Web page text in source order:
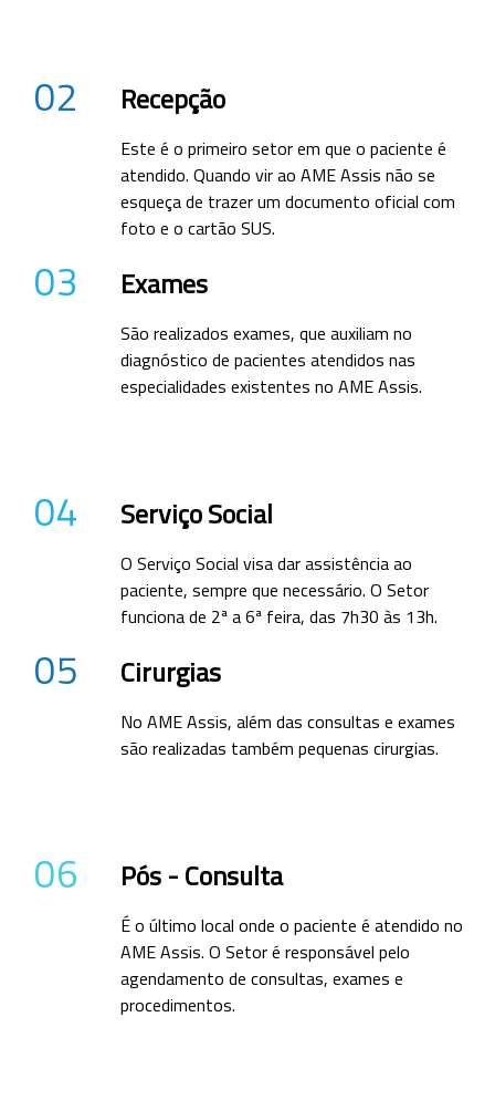
02 Recepção
Este é o primeiro setor em que o paciente é
atendido. Quando vir ao AME Assis não se
esqueça de trazer um documento oficial com
foto e o cartão SUS.
03 Exames
São realizados exames, que auxiliam no
diagnóstico de pacientes atendidos nas
especialidades existentes no AME Assis.
04 Serviço Social
O Serviço Social visa dar assistência ao
paciente, sempre que necessário. O Setor
funciona de 2ª a 6ª feira, das 7h30 às 13h.
05 Cirurgias
No AME Assis, além das consultas e exames
são realizadas também pequenas cirurgias.
06 Pós - Consulta
É o último local onde o paciente é atendido no
AME Assis. O Setor é responsável pelo
agendamento de consultas, exames e
procedimentos.